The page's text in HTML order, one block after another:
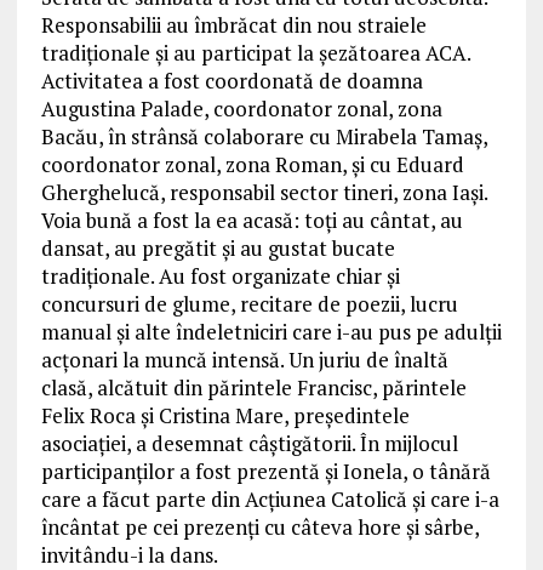
Responsabilii au îmbrăcat din nou straiele
tradiționale și au participat la șezătoarea ACA.
Activitatea a fost coordonată de doamna
Augustina Palade, coordonator zonal, zona
Bacău, în strânsă colaborare cu Mirabela Tamaș,
coordonator zonal, zona Roman, și cu Eduard
Gherghelucă, responsabil sector tineri, zona Iași.
Voia bună a fost la ea acasă: toți au cântat, au
dansat, au pregătit și au gustat bucate
tradiționale. Au fost organizate chiar și
concursuri de glume, recitare de poezii, lucru
manual și alte îndeletniciri care i-au pus pe adulții
acțonari la muncă intensă. Un juriu de înaltă
clasă, alcătuit din părintele Francisc, părintele
Felix Roca și Cristina Mare, președintele
asociației, a desemnat câștigătorii. În mijlocul
participanților a fost prezentă și Ionela, o tânără
care a făcut parte din Acțiunea Catolică și care i-a
încântat pe cei prezenți cu câteva hore și sârbe,
invitându-i la dans.